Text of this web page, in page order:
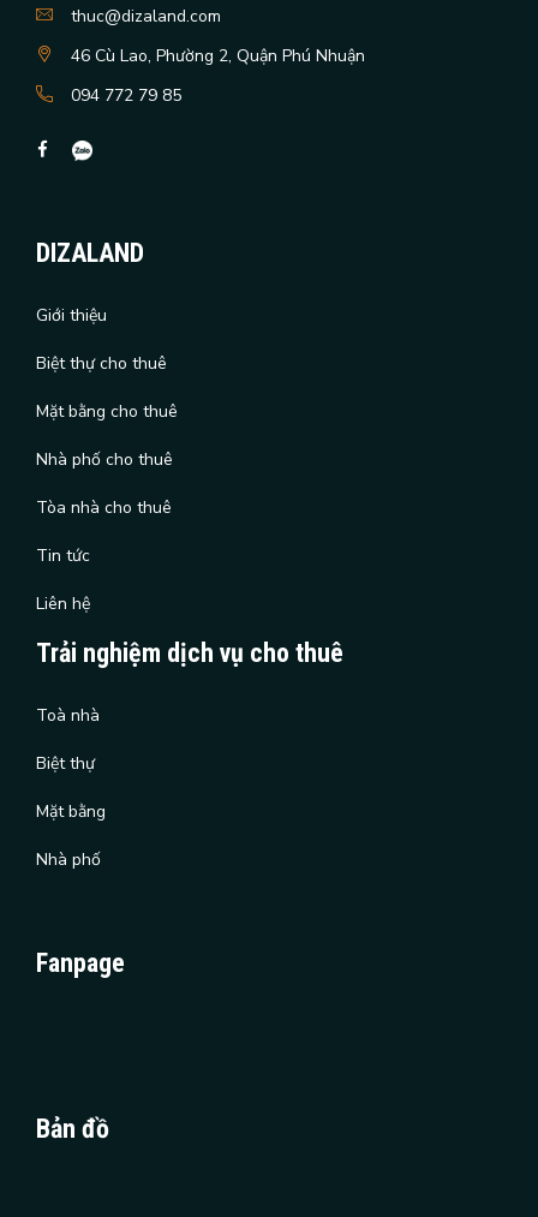
thuc@dizaland.com
46 Cù Lao, Phường 2, Quận Phú Nhuận
094 772 79 85
DIZALAND
Giới thiệu
Biệt thự cho thuê
Mặt bằng cho thuê
Nhà phố cho thuê
Tòa nhà cho thuê
Tin tức
Liên hệ
Trải nghiệm dịch vụ cho thuê
Toà nhà
Biệt thự
Mặt bằng
Nhà phố
Fanpage
Bản đồ